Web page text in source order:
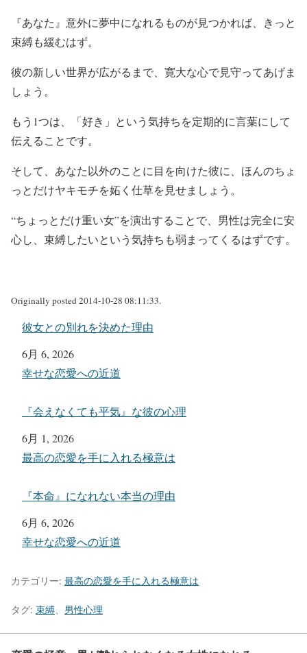
『あなた』意外に夢中になれるものが見つかれば、きっと
束縛も緩むはず。
彼の新しい世界が広がるまで、寛大な心で見守ってあげま
しょう。
もう1つは、「好き」という気持ちを定期的に言葉にして
伝えることです。
そして、あなた以外のことに目を向けた彼に、ほんのちょ
っとだけヤキモチを妬く仕草を見せましょう。
“ちょっとだけ重い女”を演出することで、男性は完全に安
心し、束縛したいという気持ちも弱まってくるはずです。
Originally posted 2014-10-28 08:11:33.
彼女との別れを決めた理由
日付
6月 6, 2026
関連理由
幸せな恋愛への近道
『会えなくても平気』な彼の心理
日付
6月 1, 2026
関連理由
最高の恋愛を手に入れる極意は
『本命』になれない本当の理由
日付
6月 6, 2026
関連理由
幸せな恋愛への近道
カテゴリー: 最高の恋愛を手に入れる極意は
タグ: 束縛 男性心理